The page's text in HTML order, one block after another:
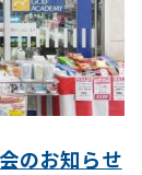
のお知らせ